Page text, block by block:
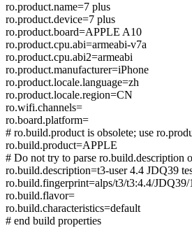
ro.product.name=7 plus
ro.product.device=7 plus
ro.product.board=APPLE A10
ro.product.cpu.abi=armeabi-v7a
ro.product.cpu.abi2=armeabi
ro.product.manufacturer=iPhone
ro.product.locale.language=zh
ro.product.locale.region=CN
ro.wifi.channels=
ro.board.platform=
# ro.build.product is obsolete; use
ro.build.product=APPLE
# Do not try to parse ro.build.description
ro.build.description=t3-user 4.4 JDQ39
ro.build.fingerprint=alps/t3/t3:4.4/JDQ39/
ro.build.flavor=
ro.build.characteristics=default
# end build properties